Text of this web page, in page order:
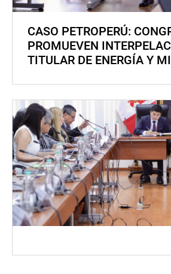
CASO PETROPERÚ:
PROMUEVEN
TITULAR DE ENERGÍA Y